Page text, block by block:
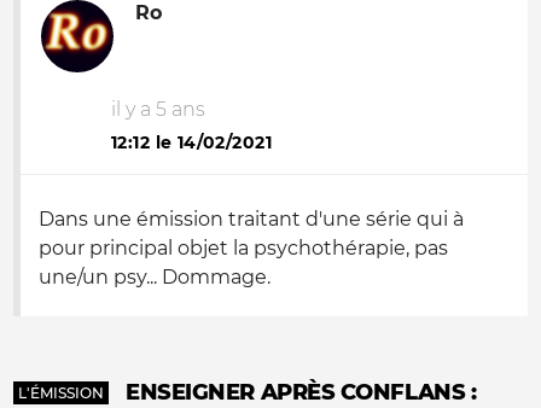
Ro
il y a 5 ans
12:12 le 14/02/2021
Dans une émission traitant d'une série qui à
pour principal objet la psychothérapie, pas
une/un psy... Dommage.
L'ÉMISSION ENSEIGNER APRÈS CONFLANS :